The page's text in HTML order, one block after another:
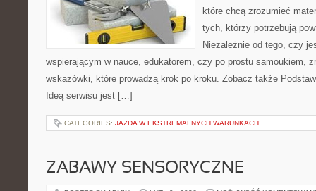
które chcą zrozumieć
tych, którzy potrzebują
Niezależnie od tego, czy
wspierającym w nauce, edukatorem, czy po prostu samoukiem,
wskazówki, które prowadzą krok po kroku. Zobacz także
Ideą serwisu jest […]
CATEGORIES: JAZDA W EKSTREMALNYCH WARUNKACH
ZABAWY SENSORYCZNE